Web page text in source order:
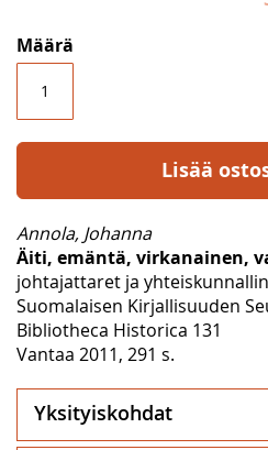
gallery
Määrä
Lisää
Annola, Johanna
Äiti, emäntä, virkanainen,
johtajattaret ja
Suomalaisen Kirjallisuuden
Bibliotheca Historica 131
Vantaa 2011, 291 s.
Yksityiskohdat